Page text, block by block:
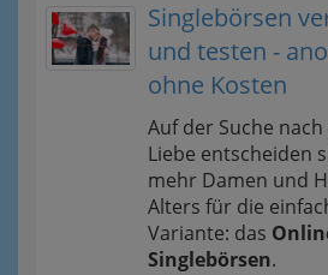
Singlebörsen
und testen -
ohne Kosten
Auf der Suche
Liebe entscheiden
mehr Damen und
Alters für die
Variante: das
Singlebörsen.